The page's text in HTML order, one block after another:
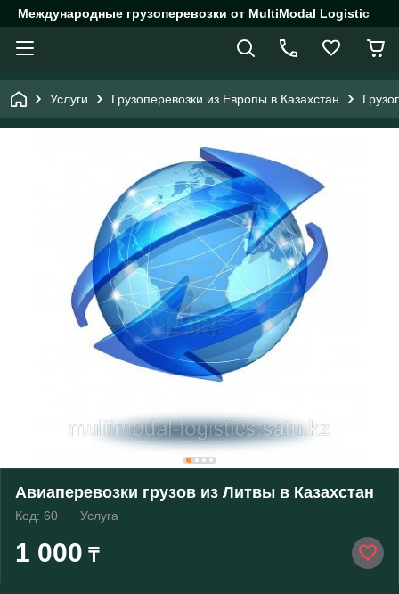
Международные грузоперевозки от MultiModal Logistic
Услуги Грузоперевозки из Европы в Казахстан
Авиаперевозки грузов из Литвы в Казахстан
Код: 60 Услуга
1 000 ₸